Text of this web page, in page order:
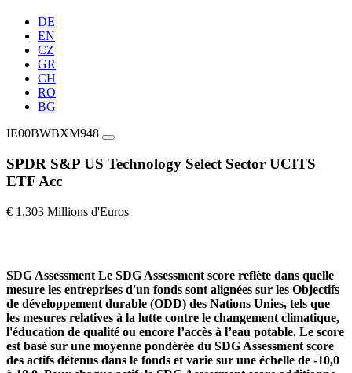
DE
EN
CZ
GR
CH
RO
BG
IE00BWBXM948
SPDR S&P US Technology Select Sector UCITS
ETF Acc
€ 1.303 Millions d'Euros
SDG Assessment Le SDG Assessment score reflète dans quelle
mesure les entreprises d'un fonds sont alignées sur les Objectifs
de développement durable (ODD) des Nations Unies, tels que
les mesures relatives à la lutte contre le changement climatique,
l'éducation de qualité ou encore l’accès à l’eau potable. Le score
est basé sur une moyenne pondérée du SDG Assessment score
des actifs détenus dans le fonds et varie sur une échelle de -10,0